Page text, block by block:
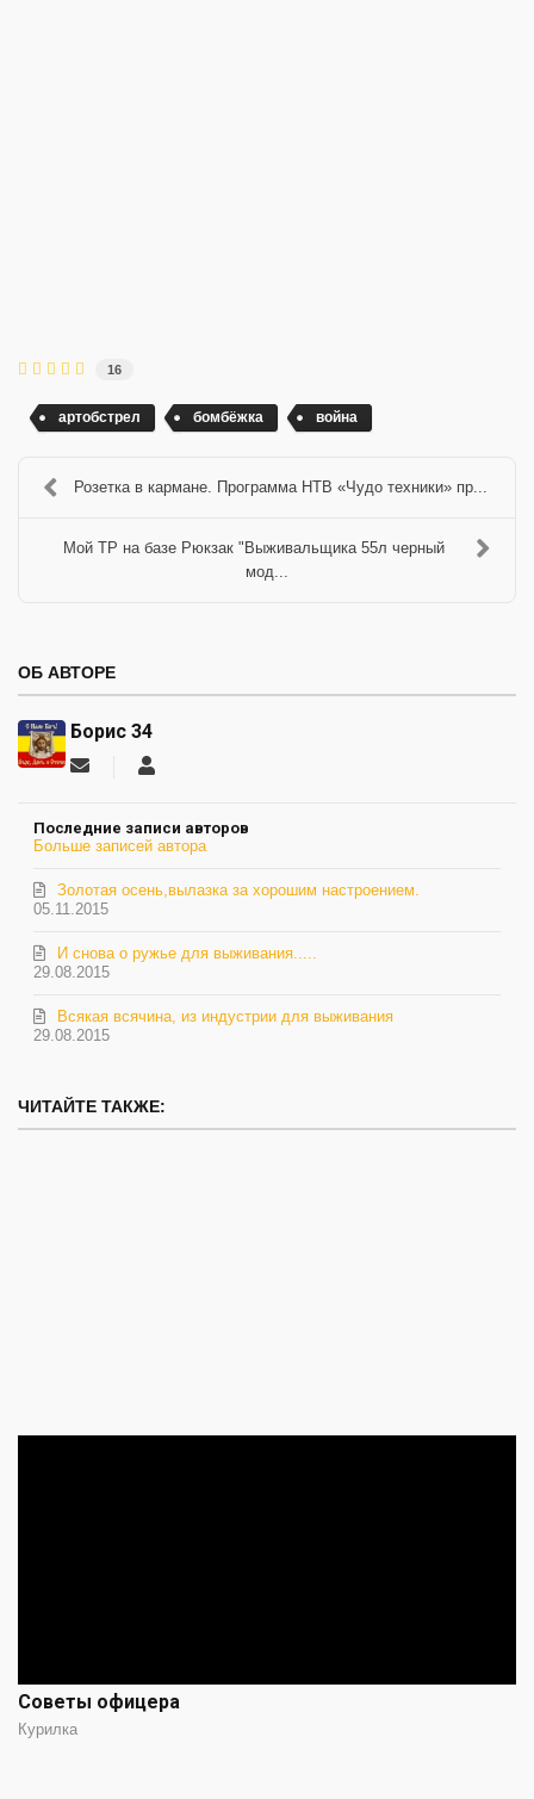
16
артобстрел бомбёжка война
Розетка в кармане. Программа НТВ «Чудо техники» пр...
Мой ТР на базе Рюкзак "Выживальщика 55л черный
мод...
ОБ АВТОРЕ
Борис 34
Подписаться
автора
Последние записи авторов
Больше записей автора
05.11.2015
Золотая осень,вылазка за хорошим настроением.
29.08.2015
И снова о ружье для выживания.....
29.08.2015
Всякая всячина, из индустрии для выживания
ЧИТАЙТЕ ТАКЖЕ:
Советы офицера
Курилка